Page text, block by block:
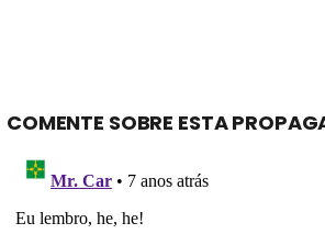
COMENTE SOBRE ESTA